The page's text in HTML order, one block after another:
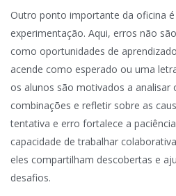
Outro ponto importante da oficina
experimentação. Aqui, erros não
como oportunidades de
acende como esperado ou uma
os alunos são motivados a analisar
combinações e refletir sobre as
tentativa e erro fortalece a
capacidade de trabalhar
eles compartilham descobertas e
desafios.